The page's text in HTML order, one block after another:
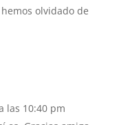
olvidado de
las 10:40 pm